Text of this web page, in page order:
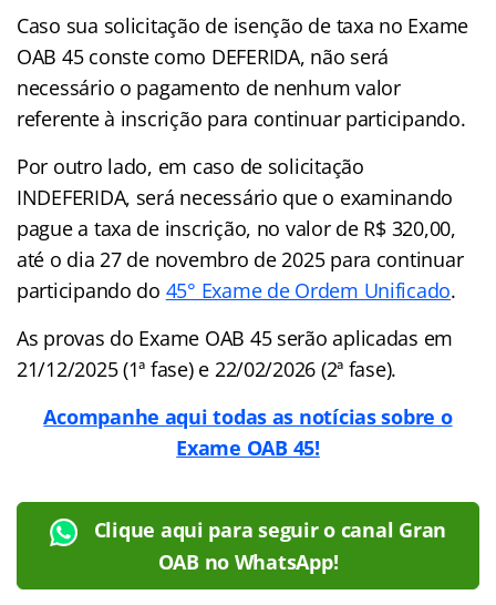
Caso sua solicitação de isenção de taxa no Exame
OAB 45 conste como DEFERIDA, não será
necessário o pagamento de nenhum valor
referente à inscrição para continuar participando.
Por outro lado, em caso de solicitação
INDEFERIDA, será necessário que o examinando
pague a taxa de inscrição, no valor de R$ 320,00,
até o dia 27 de novembro de 2025 para continuar
participando do 45° Exame de Ordem Unificado.
As provas do Exame OAB 45 serão aplicadas em
21/12/2025 (1ª fase) e 22/02/2026 (2ª fase).
Acompanhe aqui todas as notícias sobre o
Exame OAB 45!
Clique aqui para seguir o canal Gran
OAB no WhatsApp!